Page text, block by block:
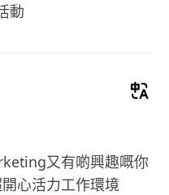
動
又有啲興趣嘅你
心活力工作環境